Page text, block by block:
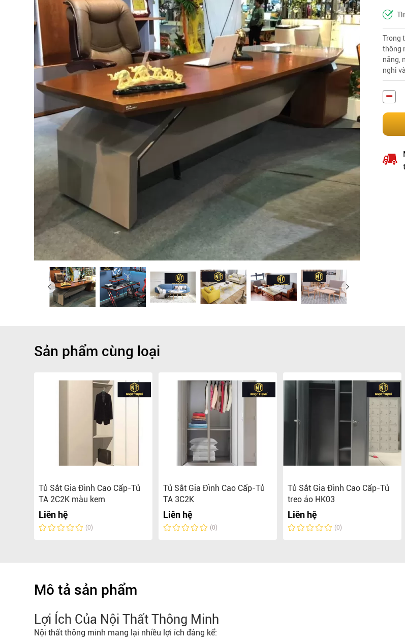
Bếp từ-Bếp hồng ngoại
Chậu rửa bát
Ray trượt – bản lề – tay nắm cửa
Phụ kiện tủ bếp dưới
Giá để bát đĩa đa năng
Giá để dao thớt
Kệ để chất tẩy rửa
Kệ gia vị
Kệ góc liên hoàn
Trong
thông
năng,
nghi
Sản phẩm cùng loại
Tủ Sắt Gia Đình Cao Cấp-Tủ
TA 2C2K màu kem
Liên hệ
(0)
Tủ Sắt Gia Đình Cao Cấp-Tủ
TA 3C2K
Liên hệ
(0)
Tủ Sắt Gia Đình Cao Cấp-Tủ
treo áo HK03
Liên hệ
(0)
Mô tả sản phẩm
Lợi Ích Của Nội Thất Thông Minh
Nội thất thông minh mang lại nhiều lợi ích đáng kể: